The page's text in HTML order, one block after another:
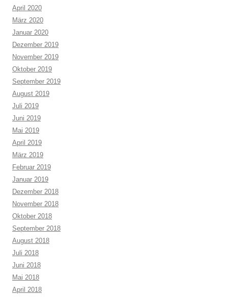
April 2020
März 2020
Januar 2020
Dezember 2019
November 2019
Oktober 2019
September 2019
August 2019
Juli 2019
Juni 2019
Mai 2019
April 2019
März 2019
Februar 2019
Januar 2019
Dezember 2018
November 2018
Oktober 2018
September 2018
August 2018
Juli 2018
Juni 2018
Mai 2018
April 2018